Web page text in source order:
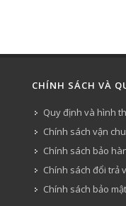
CHÍNH SÁCH VÀ
Quy định và hình
Chính sách vận
Chính sách bảo
Chính sách đổi trả
Chính sách bảo